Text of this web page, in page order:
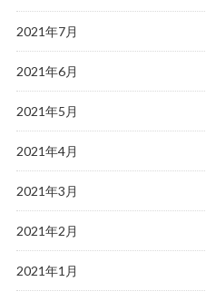
2021年7月
2021年6月
2021年5月
2021年4月
2021年3月
2021年2月
2021年1月